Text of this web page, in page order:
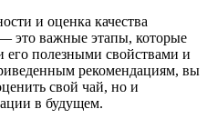
и оценка качества
это важные этапы, которые
его полезными свойствами и
рекомендациям, вы
свой чай, но и
в будущем.